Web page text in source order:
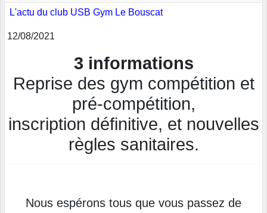
L'actu du club USB Gym Le Bouscat
12/08/2021
3 informations
Reprise des gym compétition et
pré-compétition,
inscription définitive, et nouvelles
règles sanitaires.
Nous espérons tous que vous passez de